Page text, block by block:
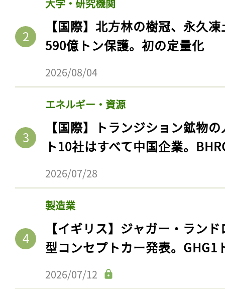
大学・研究機関
【国際】北方林の樹冠、永久
590億トン保護。初の定量化
2026/08/04
エネルギー・資源
【国際】トランジション鉱物
ト10社はすべて中国企業。
2026/07/28
製造業
【イギリス】ジャガー・ラン
型コンセプトカー発表。GHG1
2026/07/12